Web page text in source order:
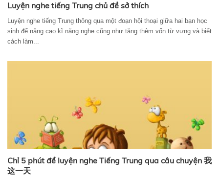
Luyện nghe tiếng Trung chủ đề sở thích
Luyện nghe tiếng Trung thông qua một đoạn hội thoại giữa hai bạn học
sinh để nâng cao kĩ năng nghe cũng như tăng thêm vốn từ vựng và biết
cách làm...
Chỉ 5 phút để luyện nghe Tiếng Trung qua câu chuyện 我
这一天